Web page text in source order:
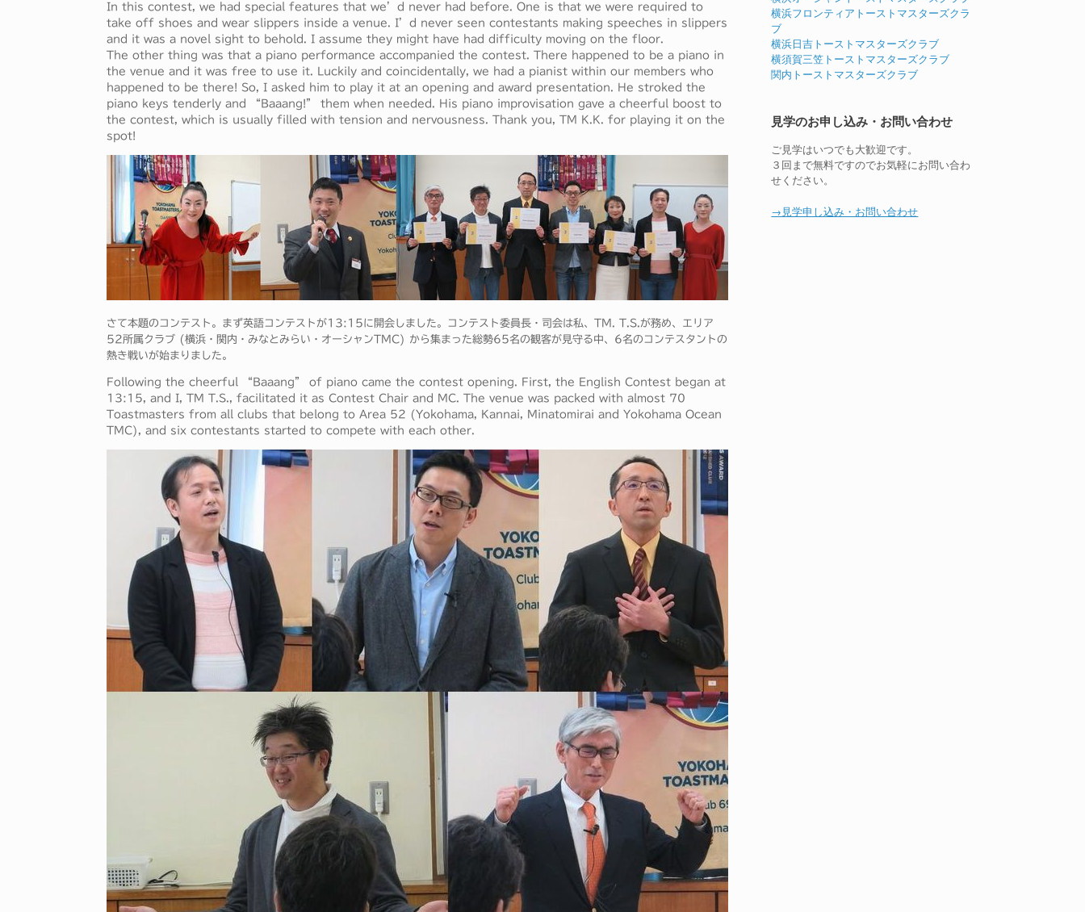
In this contest, we had special features that we’d never had before. One is that we were required to
take off shoes and wear slippers inside a venue. I’d never seen contestants making speeches in slippers
and it was a novel sight to behold. I assume they might have had difficulty moving on the floor.
The other thing was that a piano performance accompanied the contest. There happened to be a piano in
the venue and it was free to use it. Luckily and coincidentally, we had a pianist within our members who
happened to be there! So, I asked him to play it at an opening and award presentation. He stroked the
piano keys tenderly and “Baaang!” them when needed. His piano improvisation gave a cheerful boost to
the contest, which is usually filled with tension and nervousness. Thank you, TM K.K. for playing it on the
spot!
さて本題のコンテスト。まず英語コンテストが13:15に開会しました。コンテスト委員長・司会は私、TM. T.S.が務め、エリア
52所属クラブ (横浜・関内・みなとみらい・オーシャンTMC) から集まった総勢65名の観客が見守る中、6名のコンテスタントの
熱き戦いが始まりました。
Following the cheerful “Baaang” of piano came the contest opening. First, the English Contest began at
13:15, and I, TM T.S., facilitated it as Contest Chair and MC. The venue was packed with almost 70
Toastmasters from all clubs that belong to Area 52 (Yokohama, Kannai, Minatomirai and Yokohama Ocean
TMC), and six contestants started to compete with each other.
横浜フロンティアトーストマスターズクラ
ブ
横浜日吉トーストマスターズクラブ
横須賀三笠トーストマスターズクラブ
関内トーストマスターズクラブ
見学のお申し込み・お問い合わせ
ご見学はいつでも大歓迎です。
３回まで無料ですのでお気軽にお問い合わ
せください。
→見学申し込み・お問い合わせ